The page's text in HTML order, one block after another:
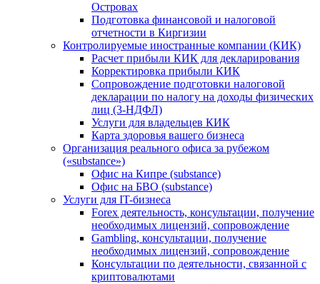
Островах
Подготовка финансовой и налоговой
отчетности в Киргизии
Контролируемые иностранные компании (КИК)
Расчет прибыли КИК для декларирования
Корректировка прибыли КИК
Сопровождение подготовки налоговой
декларации по налогу на доходы физических
лиц (3-НДФЛ)
Услуги для владельцев КИК
Карта здоровья вашего бизнеса
Организация реального офиса за рубежом
(«substance»)
Офис на Кипре (substance)
Офис на БВО (substance)
Услуги для IT-бизнеса
Forex деятельность, консультации, получение
необходимых лицензий, сопровождение
Gambling, консультации, получение
необходимых лицензий, сопровождение
Консультации по деятельности, связанной с
криптовалютами